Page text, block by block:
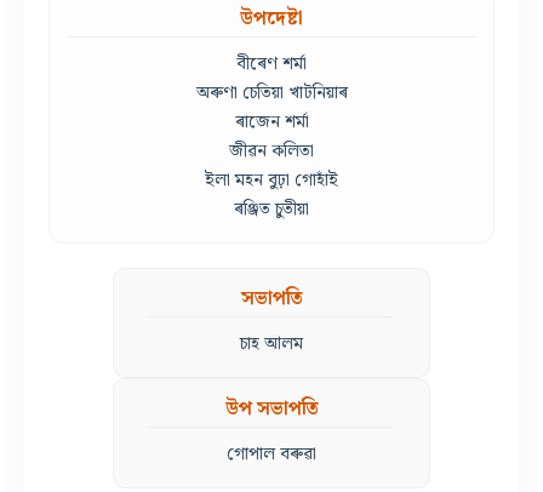
উপদেষ্টা
বীৰেণ শৰ্মা
অৰুণা চেতিয়া খাটনিয়াৰ
ৰাজেন শৰ্মা
জীৱন কলিতা
ইলা মহন বুঢ়া গোহাঁই
ৰঞ্জিত চুতীয়া
সভাপতি
চাহ আলম
উপ সভাপতি
গোপাল বৰুৱা